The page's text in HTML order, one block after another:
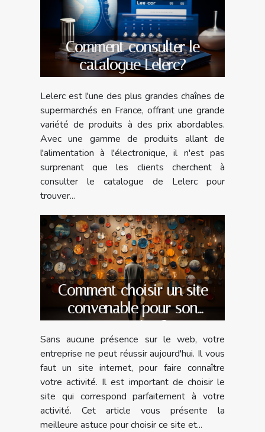
Comment consulter le
catalogue Lelerc?
Lelerc est l'une des plus grandes chaînes de
supermarchés en France, offrant une grande
variété de produits à des prix abordables.
Avec une gamme de produits allant de
l'alimentation à l'électronique, il n'est pas
surprenant que les clients cherchent à
consulter le catalogue de Lelerc pour
trouver...
Comment choisir un site
convenable pour son
entreprise ?
Sans aucune présence sur le web, votre
entreprise ne peut réussir aujourd'hui. Il vous
faut un site internet, pour faire connaître
votre activité. Il est important de choisir le
site qui correspond parfaitement à votre
activité. Cet article vous présente la
meilleure astuce pour choisir ce site et...